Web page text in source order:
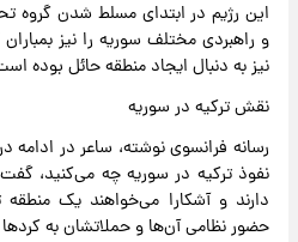
این رژیم در ابتدای مسلط شدن گروه
و راهبردی مختلف سوریه را نیز
نیز به دنبال ایجاد منطقه حائل بوده
نقش ترکیه در سوریه
رسانه فرانسوی نوشته، ساعر در ادامه
نفوذ ترکیه در سوریه چه می‌کنید،
دارند و آشکارا می‌خواهند یک
حضور نظامی آن‌ها و حملاتشان به